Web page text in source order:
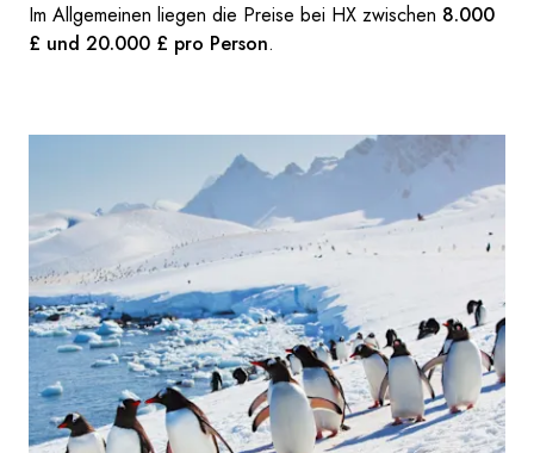
Im Allgemeinen liegen die Preise bei HX zwischen 8.000
£ und 20.000 £ pro Person.